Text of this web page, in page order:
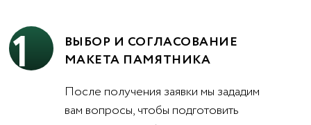
1
ВЫБОР И СОГЛАСОВАНИЕ
МАКЕТА ПАМЯТНИКА
После получения заявки мы зададим
вам вопросы, чтобы подготовить